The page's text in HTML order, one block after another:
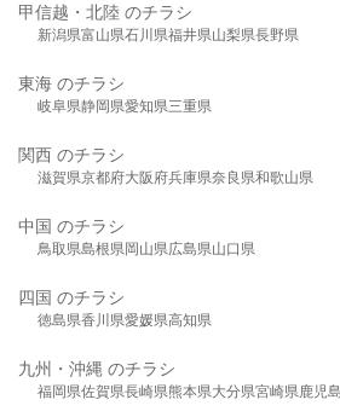
甲信越・北陸 のチラシ
新潟県富山県石川県福井県山梨県長野県
東海 のチラシ
岐阜県静岡県愛知県三重県
関西 のチラシ
滋賀県京都府大阪府兵庫県奈良県和歌山県
中国 のチラシ
鳥取県島根県岡山県広島県山口県
四国 のチラシ
徳島県香川県愛媛県高知県
九州・沖縄 のチラシ
福岡県佐賀県長崎県熊本県大分県宮崎県鹿児